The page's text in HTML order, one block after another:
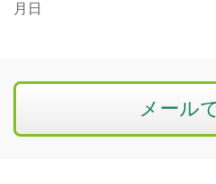
月日
メール